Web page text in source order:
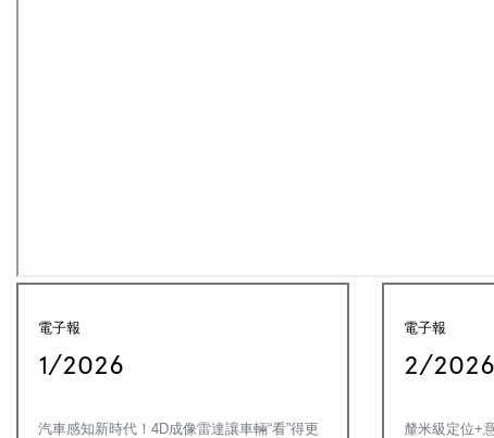
電子報
1/2026
汽車感知新時代！4D成像雷達讓車輛“看”得更
電子報
2/2026
釐米級定位+